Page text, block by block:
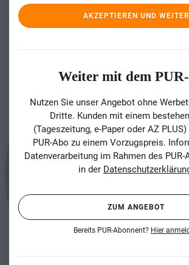
AKZEPTIEREN UND WEITER
Weiter mit dem
Nutzen Sie unser Angebot ohne
Dritte. Kunden mit einem
(Tageszeitung, e-Paper oder AZ
PUR-Abo zu einem Vorzugspreis.
Datenverarbeitung im Rahmen des
in der
ZUM ANGEBOT
Bereits PUR-Abonnent? Hier